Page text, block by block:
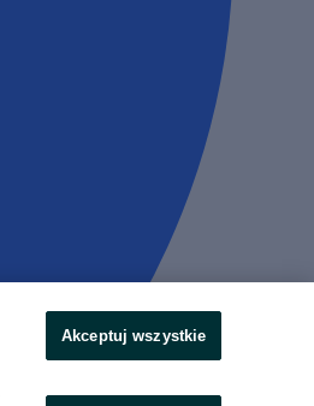
Akceptuj wszystkie